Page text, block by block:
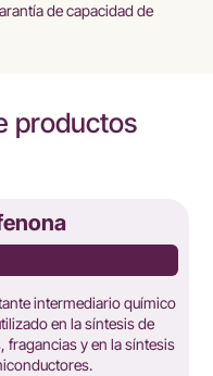
de capacidad de
productos
intermediario químico
en la síntesis de
y en la síntesis